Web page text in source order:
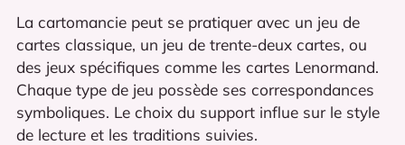
La cartomancie peut se pratiquer avec un jeu de
cartes classique, un jeu de trente-deux cartes, ou
des jeux spécifiques comme les cartes Lenormand.
Chaque type de jeu possède ses correspondances
symboliques. Le choix du support influe sur le style
de lecture et les traditions suivies.